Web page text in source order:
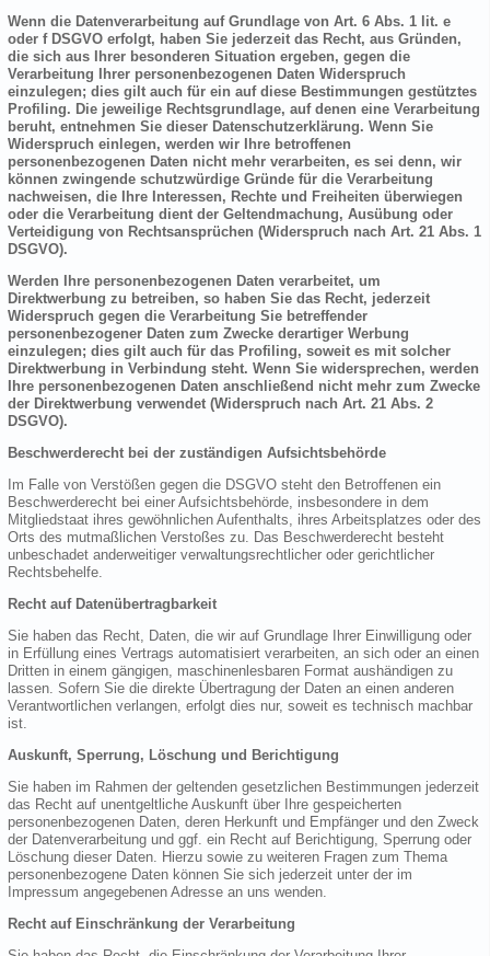
Wenn die Datenverarbeitung auf Grundlage von Art. 6 Abs. 1 lit. e
oder f DSGVO erfolgt, haben Sie jederzeit das Recht, aus Gründen,
die sich aus Ihrer besonderen Situation ergeben, gegen die
Verarbeitung Ihrer personenbezogenen Daten Widerspruch
einzulegen; dies gilt auch für ein auf diese Bestimmungen gestütztes
Profiling. Die jeweilige Rechtsgrundlage, auf denen eine Verarbeitung
beruht, entnehmen Sie dieser Datenschutzerklärung. Wenn Sie
Widerspruch einlegen, werden wir Ihre betroffenen
personenbezogenen Daten nicht mehr verarbeiten, es sei denn, wir
können zwingende schutzwürdige Gründe für die Verarbeitung
nachweisen, die Ihre Interessen, Rechte und Freiheiten überwiegen
oder die Verarbeitung dient der Geltendmachung, Ausübung oder
Verteidigung von Rechtsansprüchen (Widerspruch nach Art. 21 Abs. 1
DSGVO).
Werden Ihre personenbezogenen Daten verarbeitet, um
Direktwerbung zu betreiben, so haben Sie das Recht, jederzeit
Widerspruch gegen die Verarbeitung Sie betreffender
personenbezogener Daten zum Zwecke derartiger Werbung
einzulegen; dies gilt auch für das Profiling, soweit es mit solcher
Direktwerbung in Verbindung steht. Wenn Sie widersprechen, werden
Ihre personenbezogenen Daten anschließend nicht mehr zum Zwecke
der Direktwerbung verwendet (Widerspruch nach Art. 21 Abs. 2
DSGVO).
Beschwerderecht bei der zuständigen Aufsichtsbehörde
Im Falle von Verstößen gegen die DSGVO steht den Betroffenen ein
Beschwerderecht bei einer Aufsichtsbehörde, insbesondere in dem
Mitgliedstaat ihres gewöhnlichen Aufenthalts, ihres Arbeitsplatzes oder des
Orts des mutmaßlichen Verstoßes zu. Das Beschwerderecht besteht
unbeschadet anderweitiger verwaltungsrechtlicher oder gerichtlicher
Rechtsbehelfe.
Recht auf Datenübertragbarkeit
Sie haben das Recht, Daten, die wir auf Grundlage Ihrer Einwilligung oder
in Erfüllung eines Vertrags automatisiert verarbeiten, an sich oder an einen
Dritten in einem gängigen, maschinenlesbaren Format aushändigen zu
lassen. Sofern Sie die direkte Übertragung der Daten an einen anderen
Verantwortlichen verlangen, erfolgt dies nur, soweit es technisch machbar
ist.
Auskunft, Sperrung, Löschung und Berichtigung
Sie haben im Rahmen der geltenden gesetzlichen Bestimmungen jederzeit
das Recht auf unentgeltliche Auskunft über Ihre gespeicherten
personenbezogenen Daten, deren Herkunft und Empfänger und den Zweck
der Datenverarbeitung und ggf. ein Recht auf Berichtigung, Sperrung oder
Löschung dieser Daten. Hierzu sowie zu weiteren Fragen zum Thema
personenbezogene Daten können Sie sich jederzeit unter der im
Impressum angegebenen Adresse an uns wenden.
Recht auf Einschränkung der Verarbeitung